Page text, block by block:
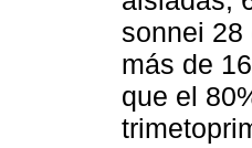
sonnei 28
más de
que el